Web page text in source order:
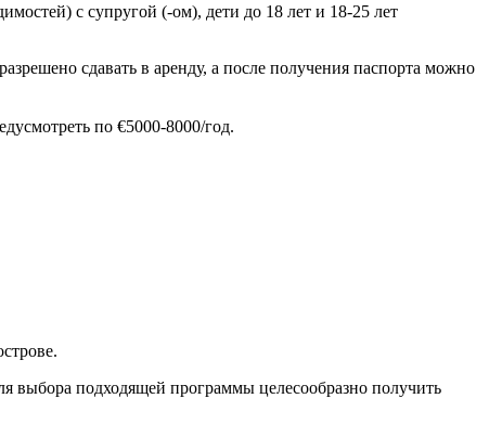
с супругой (-ом), дети до 18 лет и 18-25 лет
сдавать в аренду, а после получения паспорта можно
по €5000-8000/год.
выбора подходящей программы целесообразно получить